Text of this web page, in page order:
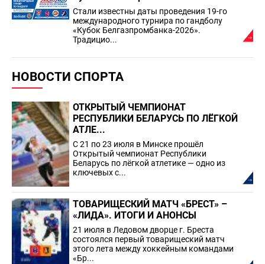
Стали известны даты проведения 19-го
международного турнира по гандболу
«Кубок Белгазпромбанка-2026».
Традицио...
НОВОСТИ СПОРТА
ОТКРЫТЫЙ ЧЕМПИОНАТ
РЕСПУБЛИКИ БЕЛАРУСЬ ПО ЛЁГКОЙ
АТЛЕ...
С 21 по 23 июля в Минске прошёл
Открытый чемпионат Республики
Беларусь по лёгкой атлетике — одно из
ключевых с...
ТОВАРИЩЕСКИЙ МАТЧ «БРЕСТ» –
«ЛИДА». ИТОГИ И АНОНСЫ
21 июля в Ледовом дворце г. Бреста
состоялся первый товарищеский матч
этого лета между хоккейным командами
«Бр...